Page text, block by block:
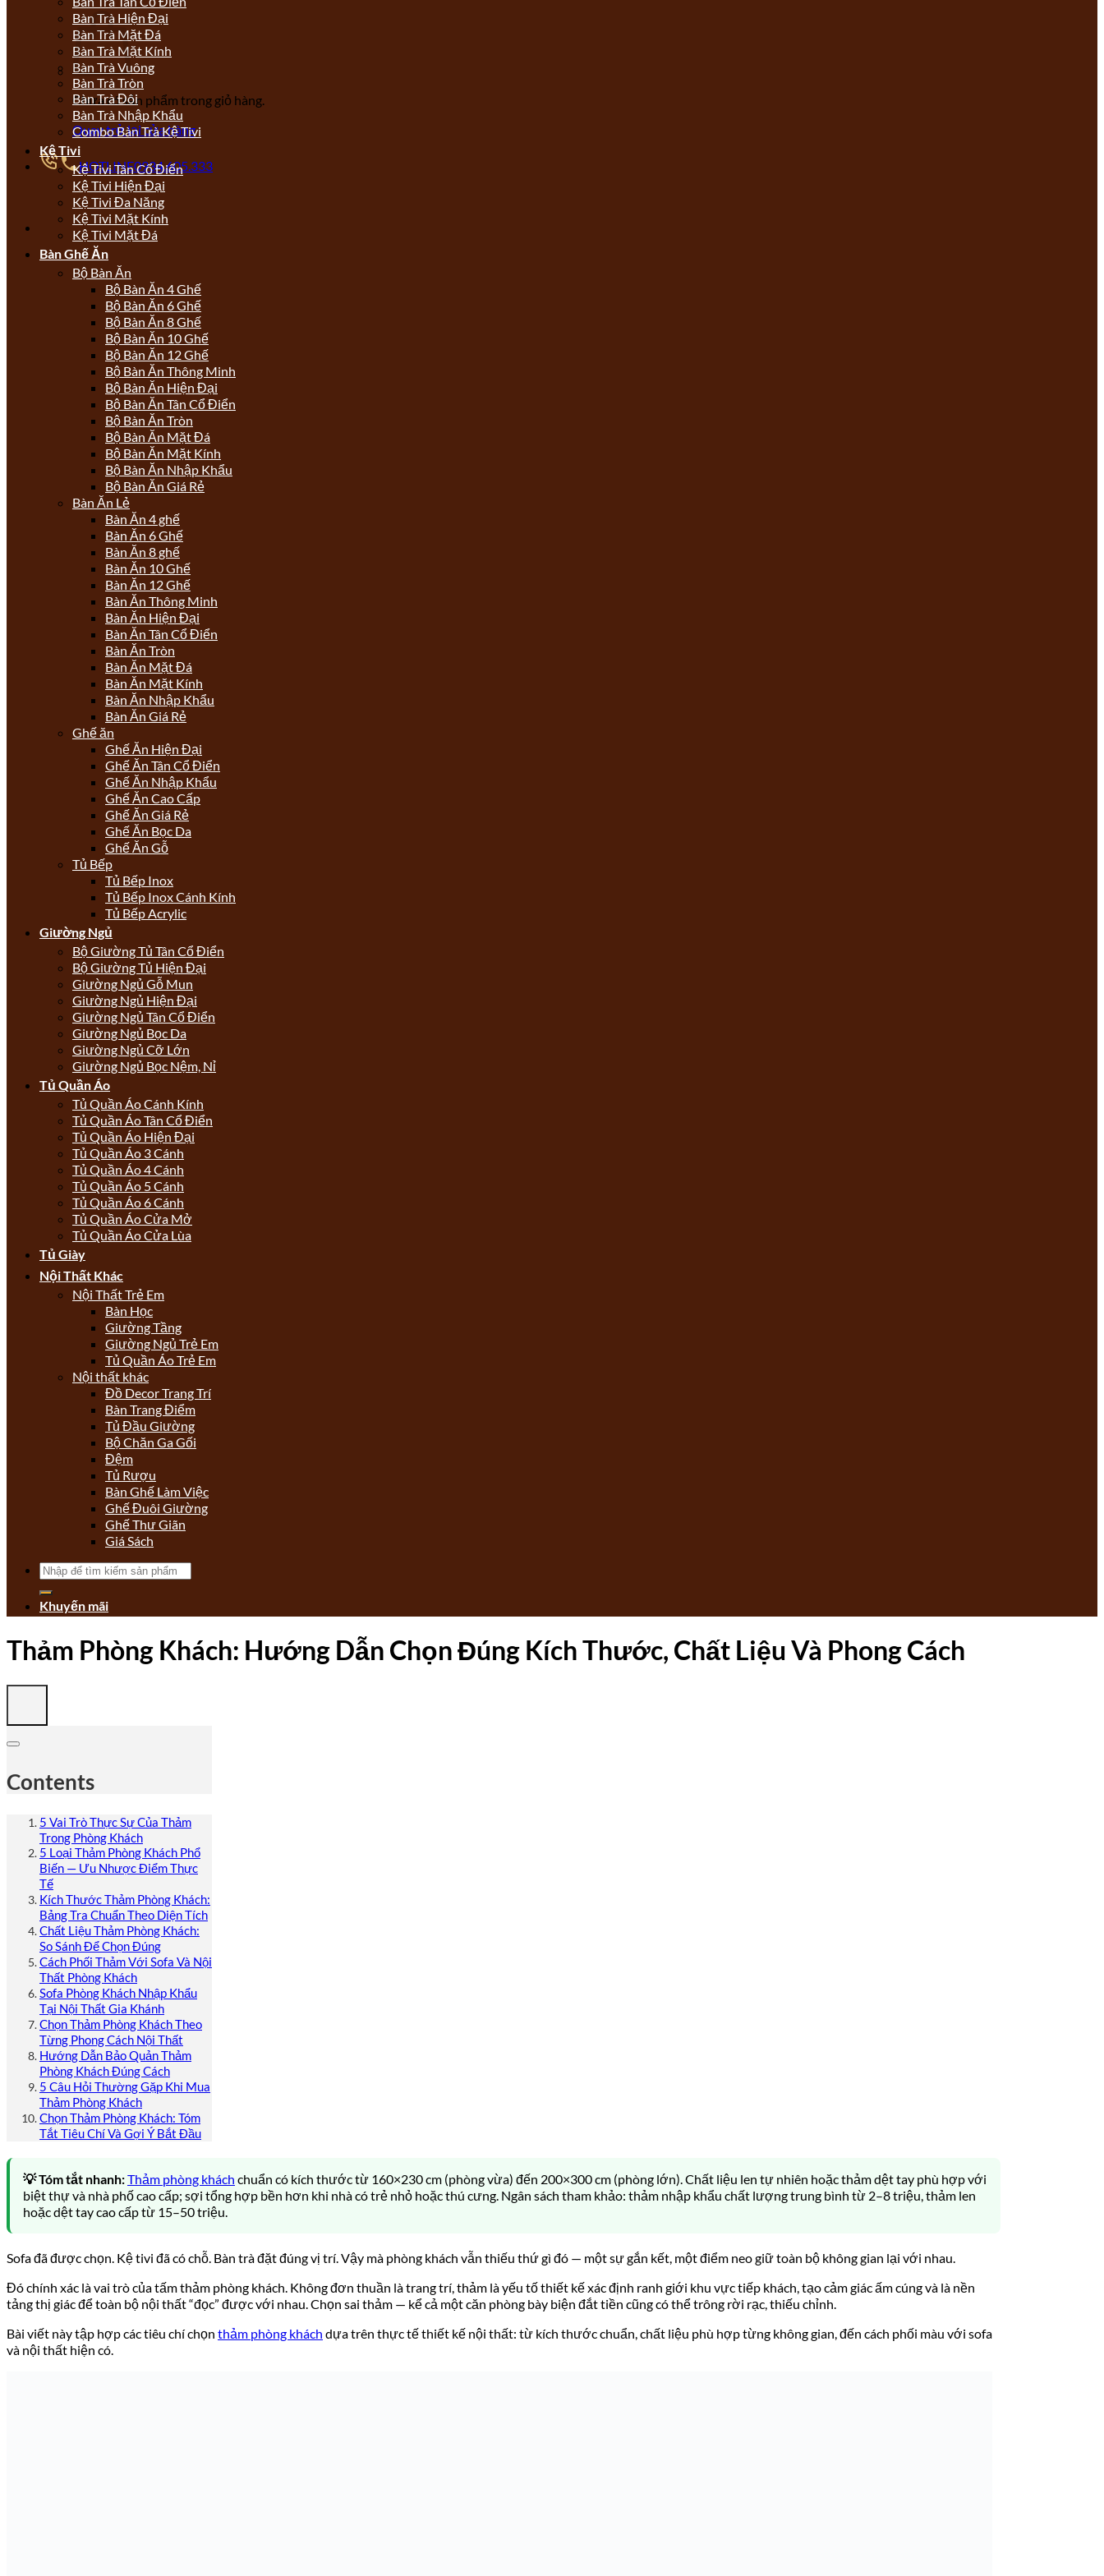
Chưa có sản phẩm trong giỏ hàng.
Quay trở lại cửa hàng
HOTLINE0934.605.333
Bàn Trà Hiện Đại
Bàn Trà Mặt Đá
Bàn Trà Mặt Kính
Bàn Trà Vuông
Bàn Trà Tròn
Bàn Trà Đôi
Bàn Trà Nhập Khẩu
Combo Bàn Trà Kệ Tivi
Kệ Tivi
Kệ Tivi Tân Cổ Điển
Kệ Tivi Hiện Đại
Kệ Tivi Đa Năng
Kệ Tivi Mặt Kính
Kệ Tivi Mặt Đá
Bàn Ghế Ăn
Bộ Bàn Ăn
Bộ Bàn Ăn 4 Ghế
Bộ Bàn Ăn 6 Ghế
Bộ Bàn Ăn 8 Ghế
Bộ Bàn Ăn 10 Ghế
Bộ Bàn Ăn 12 Ghế
Bộ Bàn Ăn Thông Minh
Bộ Bàn Ăn Hiện Đại
Bộ Bàn Ăn Tân Cổ Điển
Bộ Bàn Ăn Tròn
Bộ Bàn Ăn Mặt Đá
Bộ Bàn Ăn Mặt Kính
Bộ Bàn Ăn Nhập Khẩu
Bộ Bàn Ăn Giá Rẻ
Bàn Ăn Lẻ
Bàn Ăn 4 ghế
Bàn Ăn 6 Ghế
Bàn Ăn 8 ghế
Bàn Ăn 10 Ghế
Bàn Ăn 12 Ghế
Bàn Ăn Thông Minh
Bàn Ăn Hiện Đại
Bàn Ăn Tân Cổ Điển
Bàn Ăn Tròn
Bàn Ăn Mặt Đá
Bàn Ăn Mặt Kính
Bàn Ăn Nhập Khẩu
Bàn Ăn Giá Rẻ
Ghế ăn
Ghế Ăn Hiện Đại
Ghế Ăn Tân Cổ Điển
Ghế Ăn Nhập Khẩu
Ghế Ăn Cao Cấp
Ghế Ăn Giá Rẻ
Ghế Ăn Bọc Da
Ghế Ăn Gỗ
Tủ Bếp
Tủ Bếp Inox
Tủ Bếp Inox Cánh Kính
Tủ Bếp Acrylic
Giường Ngủ
Bộ Giường Tủ Tân Cổ Điển
Bộ Giường Tủ Hiện Đại
Giường Ngủ Gỗ Mun
Giường Ngủ Hiện Đại
Giường Ngủ Tân Cổ Điển
Giường Ngủ Bọc Da
Giường Ngủ Cỡ Lớn
Giường Ngủ Bọc Nệm, Nỉ
Tủ Quần Áo
Tủ Quần Áo Cánh Kính
Tủ Quần Áo Tân Cổ Điển
Tủ Quần Áo Hiện Đại
Tủ Quần Áo 3 Cánh
Tủ Quần Áo 4 Cánh
Tủ Quần Áo 5 Cánh
Tủ Quần Áo 6 Cánh
Tủ Quần Áo Cửa Mở
Tủ Quần Áo Cửa Lùa
Tủ Giày
Nội Thất Khác
Nội Thất Trẻ Em
Bàn Học
Giường Tầng
Giường Ngủ Trẻ Em
Tủ Quần Áo Trẻ Em
Nội thất khác
Đồ Decor Trang Trí
Bàn Trang Điểm
Tủ Đầu Giường
Bộ Chăn Ga Gối
Đệm
Tủ Rượu
Bàn Ghế Làm Việc
Ghế Đuôi Giường
Ghế Thư Giãn
Giá Sách
Tìm
kiếm:
Khuyến mãi
Thảm Phòng Khách: Hướng Dẫn Chọn Đúng Kích Thước, Chất Liệu Và Phong Cách
Contents
5 Vai Trò Thực Sự Của Thảm
Trong Phòng Khách
5 Loại Thảm Phòng Khách Phổ
Biến — Ưu Nhược Điểm Thực
Tế
Kích Thước Thảm Phòng Khách:
Bảng Tra Chuẩn Theo Diện Tích
Chất Liệu Thảm Phòng Khách:
So Sánh Để Chọn Đúng
Cách Phối Thảm Với Sofa Và Nội
Thất Phòng Khách
Sofa Phòng Khách Nhập Khẩu
Tại Nội Thất Gia Khánh
Chọn Thảm Phòng Khách Theo
Từng Phong Cách Nội Thất
Hướng Dẫn Bảo Quản Thảm
Phòng Khách Đúng Cách
5 Câu Hỏi Thường Gặp Khi Mua
Thảm Phòng Khách
Chọn Thảm Phòng Khách: Tóm
Tắt Tiêu Chí Và Gợi Ý Bắt Đầu
💡 Tóm tắt nhanh:Thảm phòng khách chuẩn có kích thước từ 160×230 cm (phòng vừa) đến 200×300 cm (phòng lớn). Chất liệu len tự nhiên hoặc thảm dệt tay phù hợp với
biệt thự và nhà phố cao cấp; sợi tổng hợp bền hơn khi nhà có trẻ nhỏ hoặc thú cưng. Ngân sách tham khảo: thảm nhập khẩu chất lượng trung bình từ 2–8 triệu, thảm len
hoặc dệt tay cao cấp từ 15–50 triệu.
Sofa đã được chọn. Kệ tivi đã có chỗ. Bàn trà đặt đúng vị trí. Vậy mà phòng khách vẫn thiếu thứ gì đó — một sự gắn kết, một điểm neo giữ toàn bộ không gian lại với nhau.
Đó chính xác là vai trò của tấm thảm phòng khách. Không đơn thuần là trang trí, thảm là yếu tố thiết kế xác định ranh giới khu vực tiếp khách, tạo cảm giác ấm cúng và là nền
tảng thị giác để toàn bộ nội thất “đọc” được với nhau. Chọn sai thảm — kể cả một căn phòng bày biện đắt tiền cũng có thể trông rời rạc, thiếu chỉnh.
Bài viết này tập hợp các tiêu chí chọn thảm phòng khách dựa trên thực tế thiết kế nội thất: từ kích thước chuẩn, chất liệu phù hợp từng không gian, đến cách phối màu với sofa
và nội thất hiện có.